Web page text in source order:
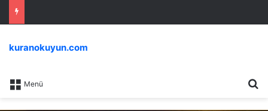
Menü
kuranokuyun.com